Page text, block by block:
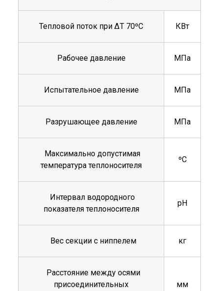
Тепловой поток при ΔТ 70ºС КВт
Рабочее давление МПа
Испытательное давление МПа
Разрушающее давление МПа
Максимально допустимая
температура теплоносителя
ºС
Интервал водородного
показателя теплоносителя
рН
Вес секции с ниппелем кг
Расстояние между осями
присоединительных
мм